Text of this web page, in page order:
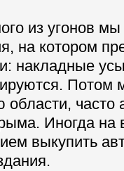
из угонов
на котором
накладные
Потом
области, часто
Иногда на
выкупить